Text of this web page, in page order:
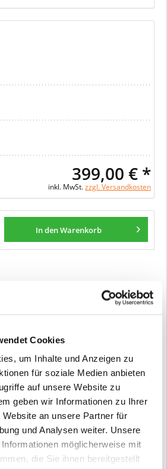
Cookies
um Inhalte und Anzeigen zu
für soziale Medien anbieten
auf unsere Website zu
geben wir Informationen zu Ihrer
an unsere Partner für
und Analysen weiter. Unsere
möglicherweise mit
die Sie ihnen bereitgestellt
399,00 € *
inkl. MwSt.zzgl. Versandkosten
In den Warenkorb
ER0030
gefertigt. Daher ist er als
Anfertigung vom
Widerruf / der Rückgabe
ausgeschlossen.
ab € 2000,- Bestellwert
Spedition